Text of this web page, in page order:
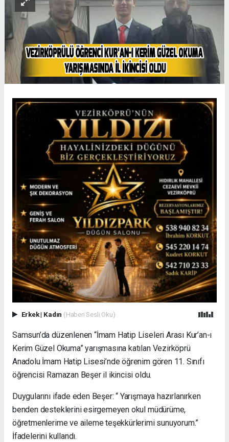
Erkek| Kadın (Haberi Sesli Oku)
Samsun’da düzenlenen “İmam Hatip Liseleri Arası Kur’an-ı
Kerim Güzel Okuma” yarışmasına katılan Vezirköprü
Anadolu İmam Hatip Lisesi’nde öğrenim gören 11. Sınıfı
öğrencisi Ramazan Beşer il ikincisi oldu.
Duygularını ifade eden Beşer: “ Yarışmaya hazırlanırken
benden desteklerini esirgemeyen okul müdürüme,
öğretmenlerime ve aileme teşekkürlerimi sunuyorum.”
İfadelerini kullandı.